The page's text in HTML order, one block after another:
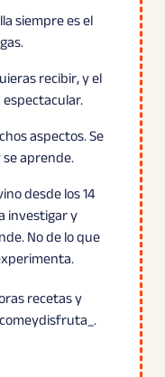
siempre es el
recibir, y el
aspectos. Se
aprende.
desde los 14
investigar y
No de lo que
recetas y